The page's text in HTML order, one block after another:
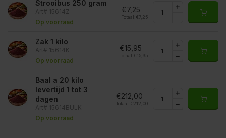
Strooibus 250 gram
Art# 15614Z
Op voorraad
€7,25
Totaal: €7,25
Zak 1 kilo
Art# 15614K
Op voorraad
€15,95
Totaal: €15,95
Baal a 20 kilo
levertijd 1 tot 3
dagen
Art# 15614BULK
Op voorraad
€212,00
Totaal: €212,00